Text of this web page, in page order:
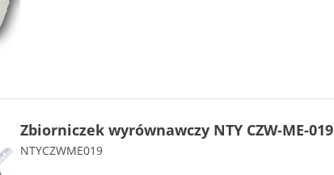
Zbiorniczek wyrównawczy NTY CZW-ME-019
NTYCZWME019